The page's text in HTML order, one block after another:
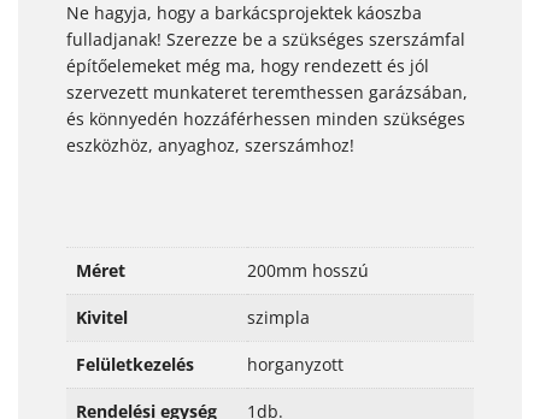
Ne hagyja, hogy a barkácsprojektek káoszba
fulladjanak! Szerezze be a szükséges szerszámfal
építőelemeket még ma, hogy rendezett és jól
szervezett munkateret teremthessen garázsában,
és könnyedén hozzáférhessen minden szükséges
eszközhöz, anyaghoz, szerszámhoz!
Méret 200mm hosszú
Kivitel szimpla
Felületkezelés horganyzott
Rendelési egység 1db.